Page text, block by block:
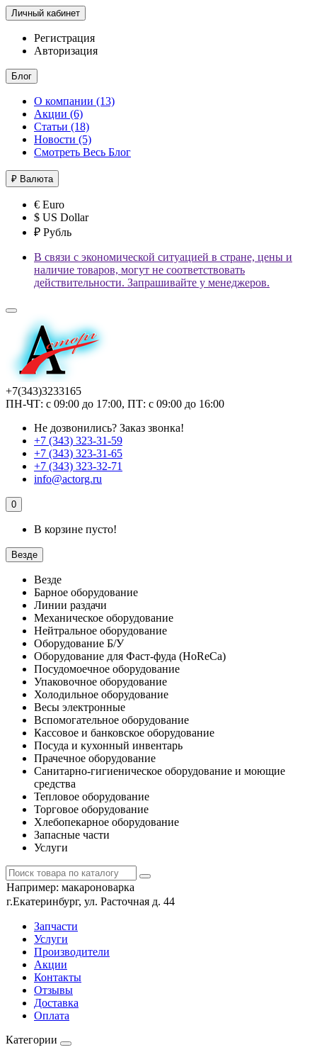
Личный кабинет
Регистрация
Авторизация
Блог
О компании (13)
Акции (6)
Статьи (18)
Новости (5)
Смотреть Весь Блог
₽ Валюта
€ Euro
$ US Dollar
₽ Рубль
В связи с экономической ситуацией в стране, цены и
наличие товаров, могут не соответствовать
действительности. Запрашивайте у менеджеров.
+7(343)3233165
ПН-ЧТ: с 09:00 до 17:00, ПТ: с 09:00 до 16:00
Не дозвонились? Заказ звонка!
+7 (343) 323-31-59
+7 (343) 323-31-65
+7 (343) 323-32-71
info@actorg.ru
0
В корзине пусто!
Везде
Везде
Барное оборудование
Линии раздачи
Механическое оборудование
Нейтральное оборудование
Оборудование Б/У
Оборудование для Фаст-фуда (HoReCa)
Посудомоечное оборудование
Упаковочное оборудование
Холодильное оборудование
Весы электронные
Вспомогательное оборудование
Кассовое и банковское оборудование
Посуда и кухонный инвентарь
Прачечное оборудование
Санитарно-гигиеническое оборудование и моющие
средства
Тепловое оборудование
Торговое оборудование
Хлебопекарное оборудование
Запасные части
Услуги
Например: макароноварка
г.Екатеринбург, ул. Расточная д. 44
Запчасти
Услуги
Производители
Акции
Контакты
Отзывы
Доставка
Оплата
Категории